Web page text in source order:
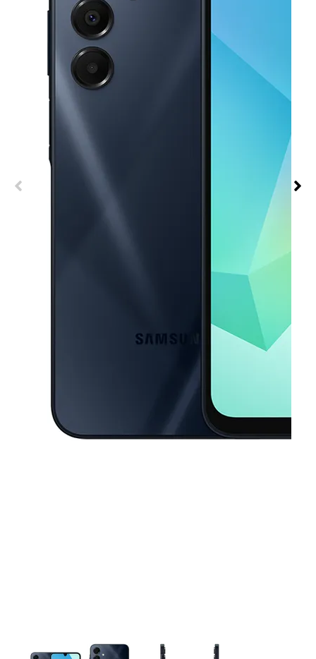
This carousel contains a column of small thumbnails. Selecting a